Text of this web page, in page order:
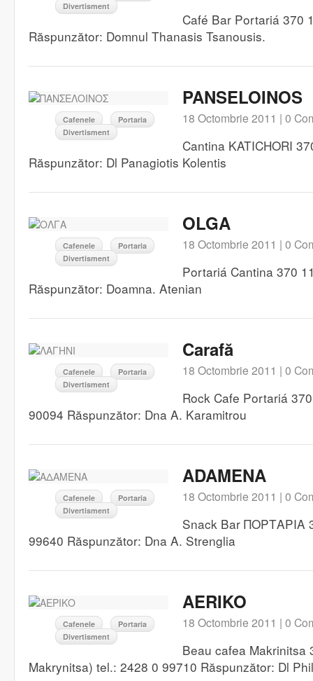
Divertisment
Café Bar Portariá 370
Răspunzător: Domnul Thanasis Tsanousis.
Cafenele
Portaria
Divertisment
PANSELOINOS
18 Octombrie 2011 | 0
Cantina KATICHORI
Răspunzător: Dl Panagiotis Kolentis
Cafenele
Portaria
Divertisment
OLGA
18 Octombrie 2011 | 0
Portariá Cantina 370
Răspunzător: Doamna. Atenian
Cafenele
Portaria
Divertisment
Carafă
18 Octombrie 2011 | 0
Rock Cafe Portariá
90094 Răspunzător: Dna A. Karamitrou
Cafenele
Portaria
Divertisment
ADAMENA
18 Octombrie 2011 | 0
Snack Bar ΠΟΡΤΑΡΙΑ
99640 Răspunzător: Dna A. Strenglia
Cafenele
Portaria
Divertisment
AERIKO
18 Octombrie 2011 | 0
Beau cafea Makrinitsa
Makrynitsa) tel.: 2428 0 99710 Răspunzător: Dl